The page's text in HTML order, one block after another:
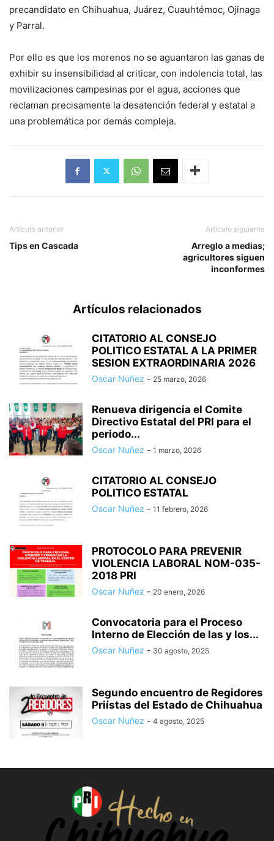
precandidato en Chihuahua, Juárez, Cuauhtémoc, Ojinaga
y Parral.
Por ello es que los morenos no se aguantaron las ganas de
exhibir su insensibilidad al criticar, con indolencia total, las
movilizaciones campesinas por el agua, acciones que
reclaman precisamente la desatención federal y estatal a
una problemática por demás compleja.
Artículo anterior
Tips en Cascada
Artículo siguiente
Arreglo a medias;
agricultores siguen
inconformes
Artículos relacionados
CITATORIO AL CONSEJO
POLITICO ESTATAL A LA PRIMER
SESION EXTRAORDINARIA 2026
Oscar Nuñez - 25 marzo, 2026
Renueva dirigencia el Comite
Directivo Estatal del PRI para el
periodo...
Oscar Nuñez - 1 marzo, 2026
CITATORIO AL CONSEJO
POLITICO ESTATAL
Oscar Nuñez - 11 febrero, 2026
PROTOCOLO PARA PREVENIR
VIOLENCIA LABORAL NOM-035-
2018 PRI
Oscar Nuñez - 20 enero, 2026
Convocatoria para el Proceso
Interno de Elección de las y los...
Oscar Nuñez - 30 agosto, 2025
Segundo encuentro de Regidores
Priístas del Estado de Chihuahua
Oscar Nuñez - 4 agosto, 2025